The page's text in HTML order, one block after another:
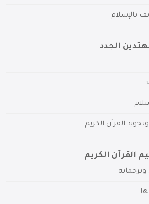
بالإسلام
الجدد
القرآن الكريم
القرآن الكريم
وترجماته